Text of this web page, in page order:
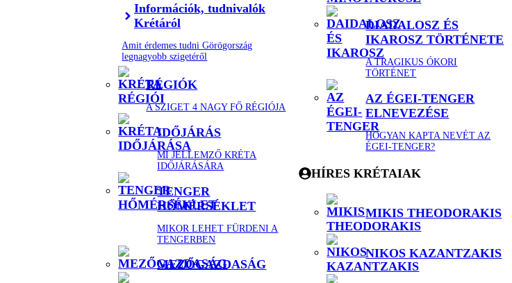
Információk, tudnivalók
Krétáról
Amit érdemes tudni Görögország
legnagyobb szigetéről
RÉGIÓK
A SZIGET 4 NAGY FŐ RÉGIÓJA
IDŐJÁRÁS
MI JELLEMZŐ KRÉTA
IDŐJÁRÁSÁRA
TENGER
HŐMÉRSÉKLET
MIKOR LEHET FÜRDENI A
TENGERBEN
MEZŐGAZDASÁG
DIADALOSZ ÉS
IKAROSZ TÖRTÉNETE
A TRAGIKUS ÓKORI
TÖRTÉNET
AZ ÉGEI-TENGER
ELNEVEZÉSE
HOGYAN KAPTA NEVÉT AZ
ÉGEI-TENGER?
HÍRES KRÉTAIAK
MIKIS THEODORAKIS
NIKOS KAZANTZAKIS